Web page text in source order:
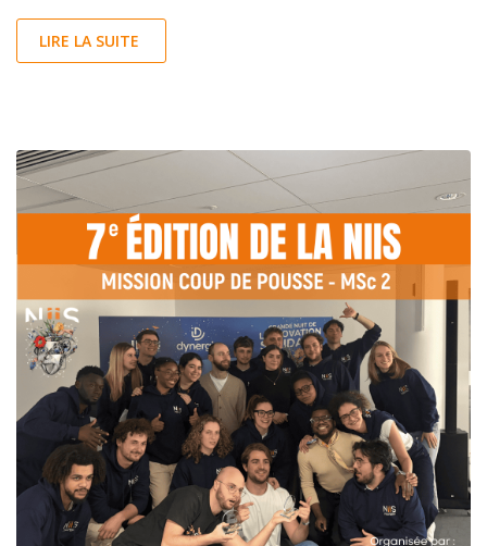
LIRE LA SUITE